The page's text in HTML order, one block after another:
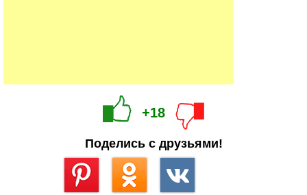
+18
Поделись с друзьями!